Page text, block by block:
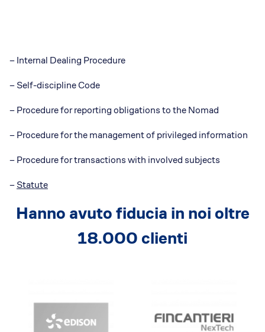
– Internal Dealing Procedure
– Self-discipline Code
– Procedure for reporting obligations to the Nomad
– Procedure for the management of privileged information
– Procedure for transactions with involved subjects
–Statute
Hanno avuto fiducia in noi oltre
18.000 clienti